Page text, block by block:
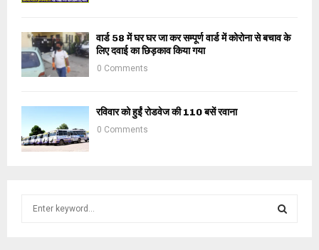
वार्ड 58 में घर घर जा कर सम्पूर्ण वार्ड में कोरोना से बचाव के
लिए दवाई का छिड़काव किया गया
0 Comments
रविवार को हुईं रोडवेज की 110 बसें रवाना
0 Comments